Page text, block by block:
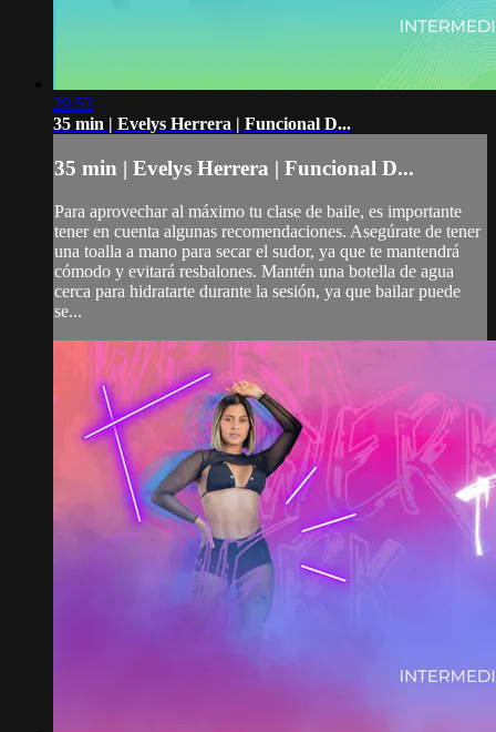
29:53
35 min | Evelys Herrera | Funcional D...
35 min | Evelys Herrera | Funcional D...
Para aprovechar al máximo tu clase de baile, es importante
tener en cuenta algunas recomendaciones. Asegúrate de tener
una toalla a mano para secar el sudor, ya que te mantendrá
cómodo y evitará resbalones. Mantén una botella de agua
cerca para hidratarte durante la sesión, ya que bailar puede
se...